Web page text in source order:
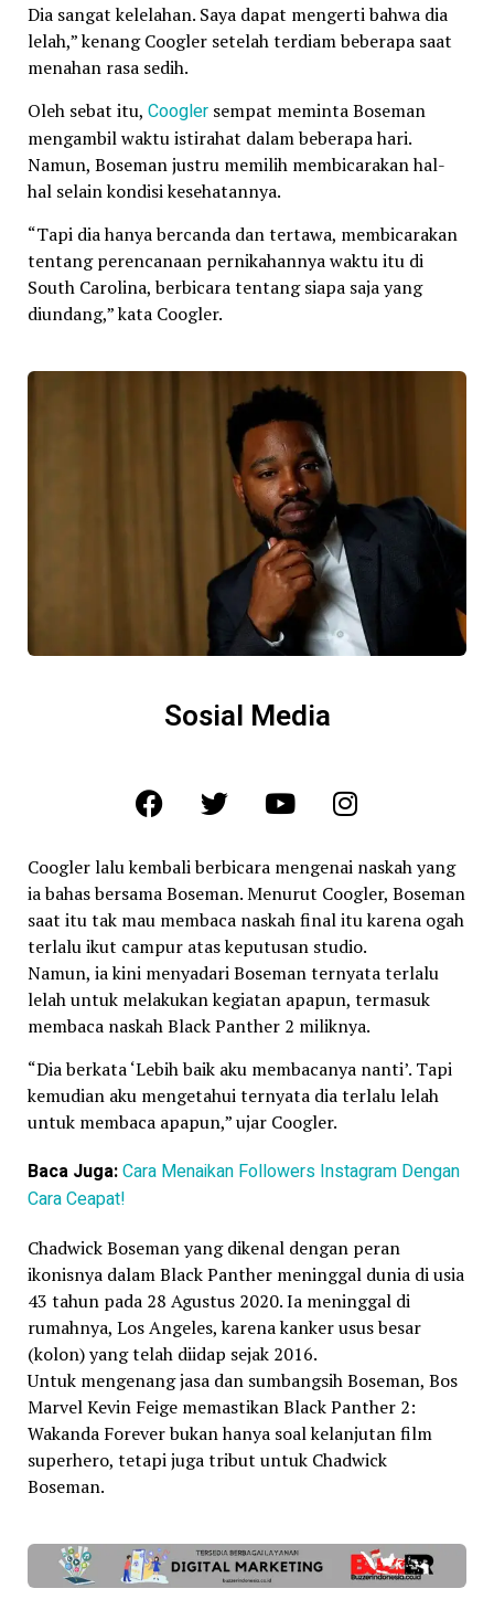
Dia sangat kelelahan. Saya dapat mengerti bahwa dia
lelah,” kenang Coogler setelah terdiam beberapa saat
menahan rasa sedih.
Oleh sebat itu, Coogler sempat meminta Boseman
mengambil waktu istirahat dalam beberapa hari.
Namun, Boseman justru memilih membicarakan hal-
hal selain kondisi kesehatannya.
“Tapi dia hanya bercanda dan tertawa, membicarakan
tentang perencanaan pernikahannya waktu itu di
South Carolina, berbicara tentang siapa saja yang
diundang,” kata Coogler.
Sosial Media
Coogler lalu kembali berbicara mengenai naskah yang
ia bahas bersama Boseman. Menurut Coogler, Boseman
saat itu tak mau membaca naskah final itu karena ogah
terlalu ikut campur atas keputusan studio.
Namun, ia kini menyadari Boseman ternyata terlalu
lelah untuk melakukan kegiatan apapun, termasuk
membaca naskah Black Panther 2 miliknya.
“Dia berkata ‘Lebih baik aku membacanya nanti’. Tapi
kemudian aku mengetahui ternyata dia terlalu lelah
untuk membaca apapun,” ujar Coogler.
Baca Juga:Cara Menaikan Followers Instagram Dengan
Cara Ceapat!
Chadwick Boseman yang dikenal dengan peran
ikonisnya dalam Black Panther meninggal dunia di usia
43 tahun pada 28 Agustus 2020. Ia meninggal di
rumahnya, Los Angeles, karena kanker usus besar
(kolon) yang telah diidap sejak 2016.
Untuk mengenang jasa dan sumbangsih Boseman, Bos
Marvel Kevin Feige memastikan Black Panther 2:
Wakanda Forever bukan hanya soal kelanjutan film
superhero, tetapi juga tribut untuk Chadwick
Boseman.